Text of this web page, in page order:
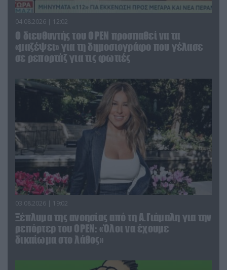
04.08.2026 | 12:02
O διευθυντής του OPEN προσπαθεί να τα
«μαζέψει» για τη δημοσιογράφο που γέλασε
σε ρεπορτάζ για τις φωτιές
03.08.2026 | 19:02
Ξέπλυμα της ανοησίας από τη Α.Γιάμαλη για την
ρεπόρτερ του ΟΡΕΝ: «Όλοι να έχουμε
δικαίωμα στο λάθος»